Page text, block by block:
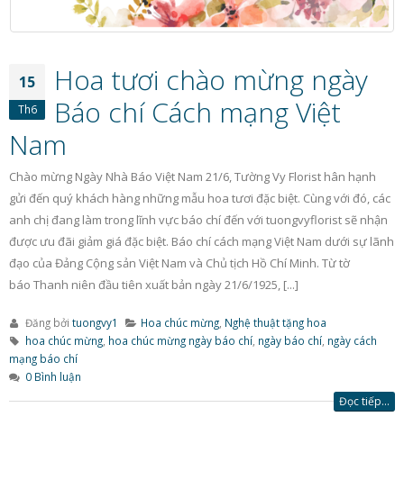
15
Th6
Hoa tươi chào mừng ngày
Báo chí Cách mạng Việt
Nam
Chào mừng Ngày Nhà Báo Việt Nam 21/6, Tường Vy Florist hân hạnh
gửi đến quý khách hàng những mẫu hoa tươi đặc biệt. Cùng với đó, các
anh chị đang làm trong lĩnh vực báo chí đến với tuongvyflorist sẽ nhận
được ưu đãi giảm giá đặc biệt. Báo chí cách mạng Việt Nam dưới sự lãnh
đạo của Đảng Cộng sản Việt Nam và Chủ tịch Hồ Chí Minh. Từ tờ
báo Thanh niên đầu tiên xuất bản ngày 21/6/1925, [...]
Đăng bởi tuongvy1 Hoa chúc mừng Nghệ thuật tặng hoa
hoa chúc mừng, hoa chúc mừng ngày báo chí, ngày báo chí, ngày cách
mạng báo chí
0 Bình luận
Đọc tiếp…
nhật cho bạn bè
20/10 – Đừng quên tặng
hoa tươi cho cô bạn thân
nhé!
08/10/2018
phụ nữ yêu thương
05/10/2018
Bật mí những loại
tặng sinh nhật mẹ
nghĩa
01/10/2018